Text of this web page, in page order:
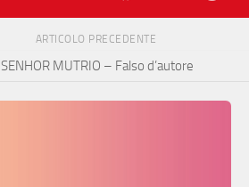
ARTICOLO PRECEDENTE
SENHOR MUTRIO – Falso d’autore